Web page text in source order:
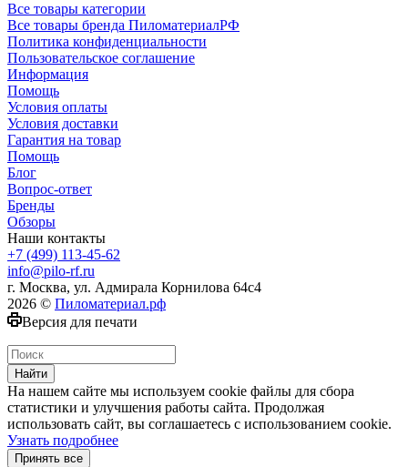
Все товары категории
Все товары бренда ПиломатериалРФ
Политика конфиденциальности
Пользовательское соглашение
Информация
Помощь
Условия оплаты
Условия доставки
Гарантия на товар
Помощь
Блог
Вопрос-ответ
Бренды
Обзоры
Наши контакты
+7 (499) 113-45-62
info@pilo-rf.ru
г. Москва, ул. Адмирала Корнилова 64с4
2026 © Пиломатериал.рф
Версия для печати
Найти
На нашем сайте мы используем cookie файлы для сбора
статистики и улучшения работы сайта. Продолжая
использовать сайт, вы соглашаетесь с использованием cookie.
Узнать подробнее
Принять все